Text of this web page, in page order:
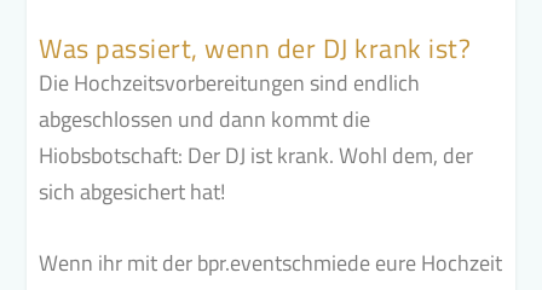
Was passiert, wenn der DJ krank ist?
Die Hochzeitsvorbereitungen sind endlich
abgeschlossen und dann kommt die
Hiobsbotschaft: Der DJ ist krank. Wohl dem, der
sich abgesichert hat!
Wenn ihr mit der bpr.eventschmiede eure Hochzeit